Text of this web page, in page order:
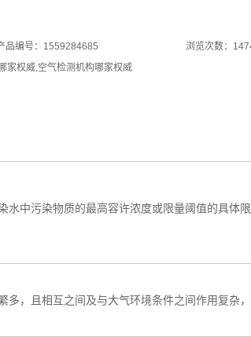
品编号：1559284685
浏览次数：
家权威,空气检测机构哪家权威
中污染物质的最高容许浓度或限量阈值的具体
，且相互之间及与大气环境条件之间作用复杂